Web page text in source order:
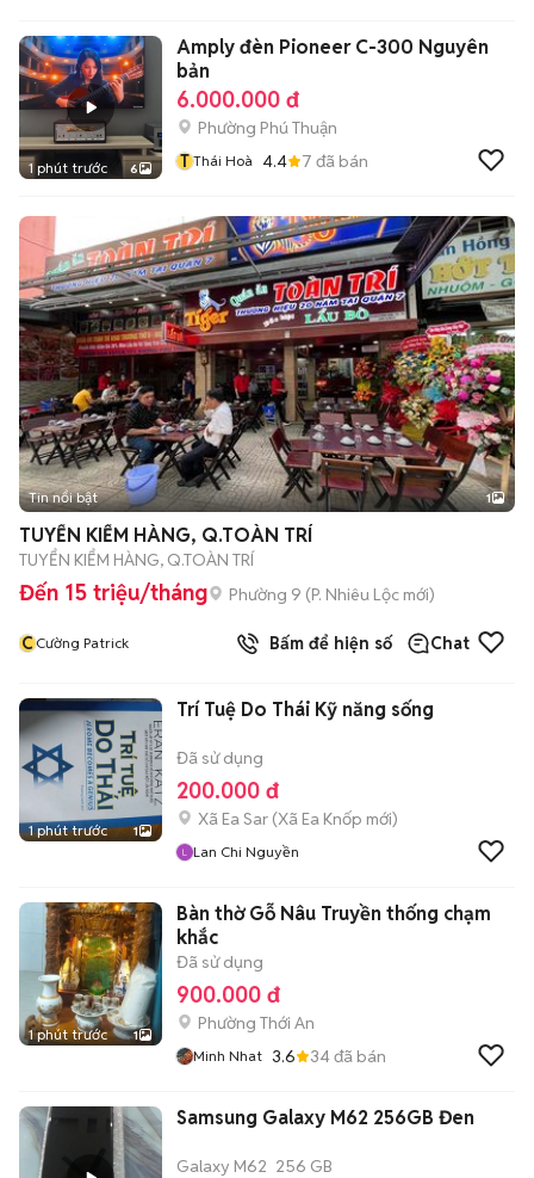
1 phút trước 6
Amply đèn Pioneer C-300 Nguyên
bản
6.000.000 đ
Phường Phú Thuận
T Thái Hoà 4.4 7 đã bán
Tin nổi bật 1
TUYỂN KIỂM HÀNG, Q.TOÀN TRÍ
TUYỂN KIỂM HÀNG, Q.TOÀN TRÍ
Đến 15 triệu/tháng Phường 9 (P. Nhiêu Lộc mới)
CCường Patrick Bấm để hiện số Chat
1 phút trước 1
Trí Tuệ Do Thái Kỹ năng sống
Đã sử dụng
200.000 đ
Xã Ea Sar (Xã Ea Knốp mới)
Lan Chi Nguyền
1 phút trước 1
Bàn thờ Gỗ Nâu Truyền thống chạm
khắc
Đã sử dụng
900.000 đ
Phường Thới An
Minh Nhat 3.6 34đã bán
Samsung Galaxy M62 256GB Đen
Galaxy M62 256 GB